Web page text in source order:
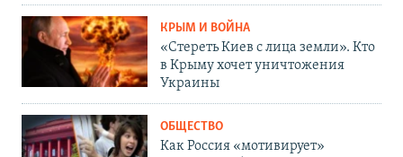
КРЫМ И ВОЙНА
«Стереть Киев с лица земли». Кто
в Крыму хочет уничтожения
Украины
ОБЩЕСТВО
Как Россия «мотивирует»